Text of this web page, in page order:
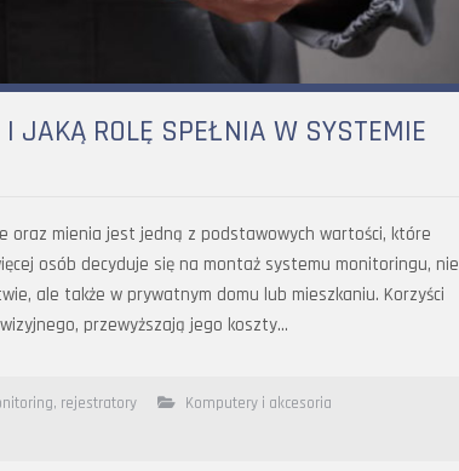
JAKĄ ROLĘ SPEŁNIA W SYSTEMIE
oraz mienia jest jedną z podstawowych wartości, które
osób decyduje się na montaż systemu monitoringu, nie
ale także w prywatnym domu lub mieszkaniu. Korzyści
przewyższają jego koszty…
, rejestratory
Komputery i akcesoria